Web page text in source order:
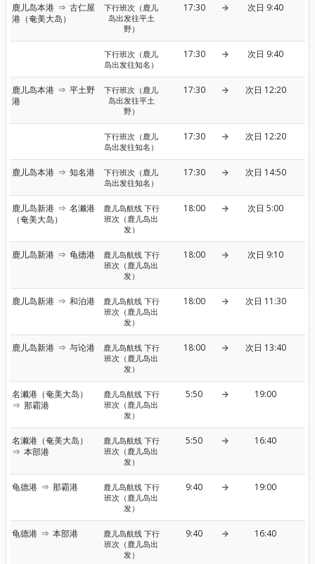
鹿儿岛本港 ⇒ 古仁屋
港（奄美大岛）
下行班次（鹿儿
岛出发往平土
野）
17:30 次日 9:40
下行班次（鹿儿
岛出发往知名）
17:30 次日 9:40
鹿儿岛本港 ⇒ 平土野
港
下行班次（鹿儿
岛出发往平土
野）
17:30 次日 12:20
下行班次（鹿儿
岛出发往知名）
17:30 次日 12:20
鹿儿岛本港 ⇒ 知名港
下行班次（鹿儿
岛出发往知名）
17:30 次日 14:50
鹿儿岛新港 ⇒ 名濑港
（奄美大岛）
鹿儿岛航线 下行
班次（鹿儿岛出
发）
18:00 次日 5:00
鹿儿岛新港 ⇒ 龟德港
鹿儿岛航线 下行
班次（鹿儿岛出
发）
18:00 次日 9:10
鹿儿岛新港 ⇒ 和泊港
鹿儿岛航线 下行
班次（鹿儿岛出
发）
18:00 次日 11:30
鹿儿岛新港 ⇒ 与论港
鹿儿岛航线 下行
班次（鹿儿岛出
发）
18:00 次日 13:40
名濑港（奄美大岛）
⇒ 那霸港
鹿儿岛航线 下行
班次（鹿儿岛出
发）
5:50 19:00
名濑港（奄美大岛）
⇒ 本部港
鹿儿岛航线 下行
班次（鹿儿岛出
发）
5:50 16:40
龟德港 ⇒ 那霸港
鹿儿岛航线 下行
班次（鹿儿岛出
发）
9:40 19:00
龟德港 ⇒ 本部港
鹿儿岛航线 下行
班次（鹿儿岛出
发）
9:40 16:40